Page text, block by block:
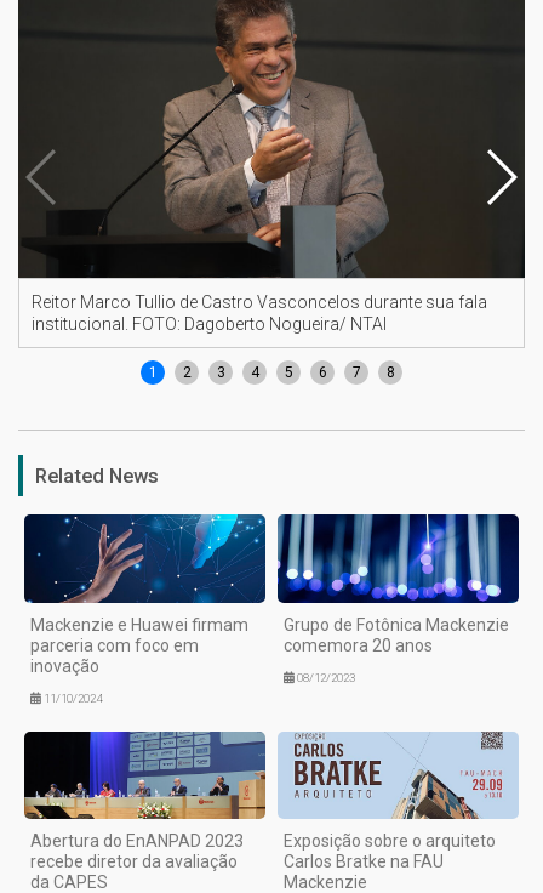
Reitor Marco Tullio de Castro Vasconcelos durante sua fala
institucional. FOTO: Dagoberto Nogueira/ NTAI
1 2 3 4 5 6 7 8
Related News
Mackenzie e Huawei firmam
parceria com foco em
inovação
11/10/2024
Grupo de Fotônica Mackenzie
comemora 20 anos
08/12/2023
Abertura do EnANPAD 2023
recebe diretor da avaliação
da CAPES
Exposição sobre o arquiteto
Carlos Bratke na FAU
Mackenzie